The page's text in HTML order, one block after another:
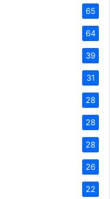
65
64
39
31
28
28
28
26
22